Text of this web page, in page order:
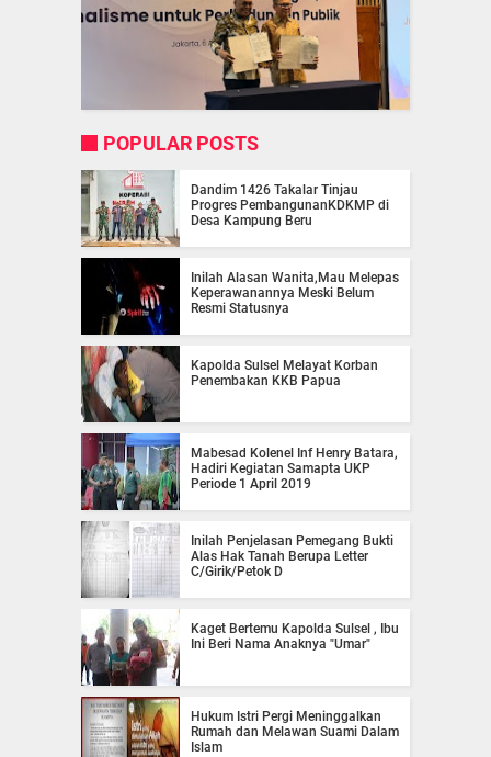
POPULAR POSTS
Dandim 1426 Takalar Tinjau
Progres PembangunanKDKMP di
Desa Kampung Beru
Inilah Alasan Wanita,Mau Melepas
Keperawanannya Meski Belum
Resmi Statusnya
Kapolda Sulsel Melayat Korban
Penembakan KKB Papua
Mabesad Kolenel Inf Henry Batara,
Hadiri Kegiatan Samapta UKP
Periode 1 April 2019
Inilah Penjelasan Pemegang Bukti
Alas Hak Tanah Berupa Letter
C/Girik/Petok D
Kaget Bertemu Kapolda Sulsel , Ibu
Ini Beri Nama Anaknya "Umar"
Hukum Istri Pergi Meninggalkan
Rumah dan Melawan Suami Dalam
Islam